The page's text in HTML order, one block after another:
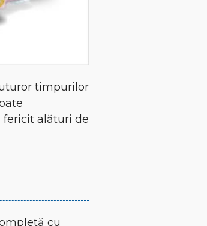
timpurilor
fericit alături de
cu